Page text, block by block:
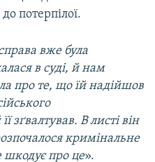
потерпілої.
вже була
в суді, й нам
про те, що їй надійшов
зґвалтував. В листі він
кримінальне
про це».